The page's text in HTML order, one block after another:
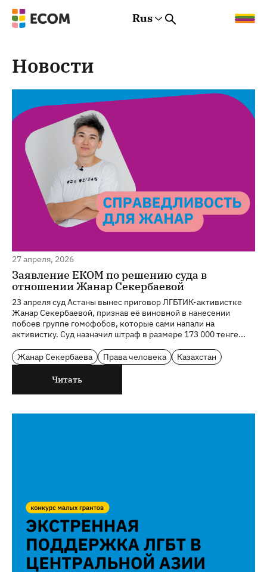
Rus
Новости
27 апреля, 2026
Заявление ЕКОМ по решению суда в
отношении Жанар Секербаевой
23 апреля суд Астаны вынес приговор ЛГБТИК-активистке
Жанар Секербаевой, признав её виновной в нанесении
побоев группе гомофобов, которые сами напали на
активистку. Суд назначил штраф в размере 173 000 тенге...
Жанар Секербаева Права человека Казахстан
Читать